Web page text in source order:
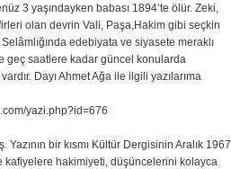
3 yaşındayken babası 1894’te ölür. Zeki,
olan devrin Vali, Paşa,Hakim gibi seçkin
edebiyata ve siyasete meraklı
geç saatlere kadar güncel konularda
Dayı Ahmet Ağa ile ilgili yazılarıma
yazi.php?id=676
bir kısmı Kültür Dergisinin Aralık 1967
kafiyelere hakimiyeti, düşüncelerini kolayca